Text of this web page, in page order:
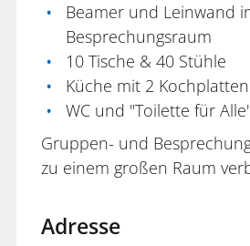
Beamer und Leinwand
Besprechungsraum
10 Tische & 40 Stühle
Küche mit 2 Kochplatten
WC und "Toilette für Alle"
Gruppen- und
zu einem großen Raum
Adresse